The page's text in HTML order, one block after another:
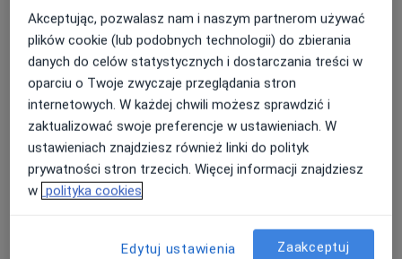
Usługi i ceny
Konsultacja ortopedyczna
Od 300 zł Szczegóły Umów wizytę
USG stawu skokowego
Od 250 zł Szczegóły Umów wizytę
Umów wizytę
Akceptując, pozwalasz nam i naszym partnerom używać
plików cookie (lub podobnych technologii) do zbierania
danych do celów statystycznych i dostarczania treści w
oparciu o Twoje zwyczaje przeglądania stron
internetowych. W każdej chwili możesz sprawdzić i
zaktualizować swoje preferencje w ustawieniach. W
ustawieniach znajdziesz również linki do polityk
prywatności stron trzecich. Więcej informacji znajdziesz
w polityka cookies
Edytuj ustawienia Zaakceptuj